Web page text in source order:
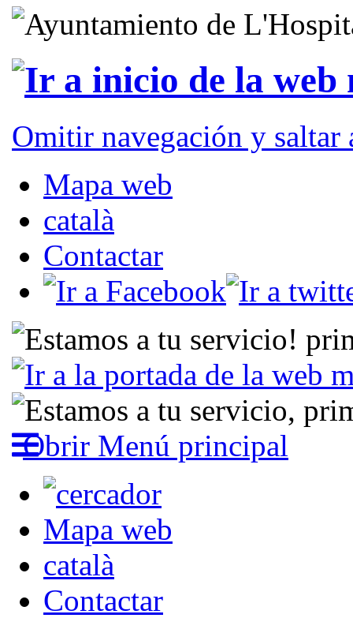
Omitir navegación y
Mapa web
català
Contactar
Obrir Menú principal
Mapa web
català
Contactar